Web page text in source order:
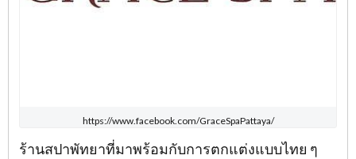
https://www.facebook.com/GraceSpaPattaya/
ร้านสปาพัทยาที่มาพร้อมกับการตกแต่งแบบไทย ๆ